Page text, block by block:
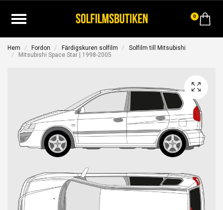
0
Hem Fordon Färdigskuren solfilm
Solfilm till Mitsubishi
Mitsubishi Space Star | 1998-2005